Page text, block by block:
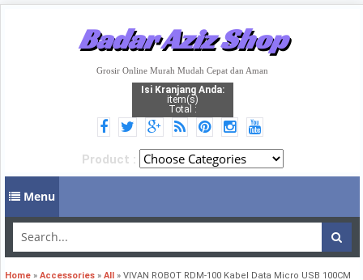
Badar Aziz Shop
Grosir Online Murah Mudah Cepat dan Aman
Isi Kranjang Anda:
item(s)
Total :
Product :
Menu
Home » Accessories » All » VIVAN ROBOT RDM-100 Kabel Data Micro USB 100CM